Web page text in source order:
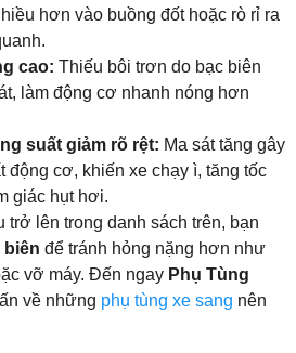
hơn vào buồng đốt hoặc rò rỉ ra
cao: Thiếu bôi trơn do bạc biên
làm động cơ nhanh nóng hơn
suất giảm rõ rệt: Ma sát tăng gây
động cơ, khiến xe chạy ì, tăng tốc
giác hụt hơi.
trở lên trong danh sách trên, bạn
biên để tránh hỏng nặng hơn như
vỡ máy. Đến ngay Phụ Tùng
về những phụ tùng xe sang nên